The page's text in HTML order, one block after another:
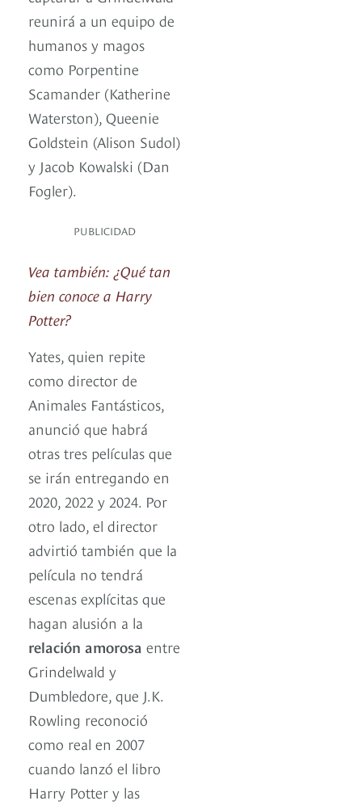
reunirá a un equipo de
humanos y magos
como Porpentine
Scamander (Katherine
Waterston), Queenie
Goldstein (Alison Sudol)
y Jacob Kowalski (Dan
Fogler).
PUBLICIDAD
Vea también: ¿Qué tan
bien conoce a Harry
Potter?
Yates, quien repite
como director de
Animales Fantásticos,
anunció que habrá
otras tres películas que
se irán entregando en
2020, 2022 y 2024. Por
otro lado, el director
advirtió también que la
película no tendrá
escenas explícitas que
hagan alusión a la
relación amorosa entre
Grindelwald y
Dumbledore, que J.K.
Rowling reconoció
como real en 2007
cuando lanzó el libro
Harry Potter y las